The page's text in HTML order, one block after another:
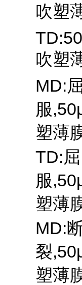
吹塑
吹塑
MD:
服
塑薄
TD:屈
服
塑薄
MD:
裂
塑薄